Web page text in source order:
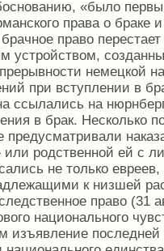
«было
права о
право
устройством,
немецкой
при вступлении в
ссылались на
в брак. Несколько
или родственной ей с
не только
к низшей
право (31
национального
изъявление